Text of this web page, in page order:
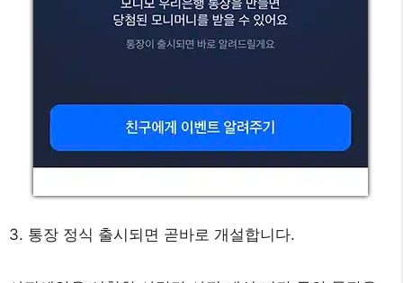
3. 통장 정식 출시되면 곧바로 개설합니다.